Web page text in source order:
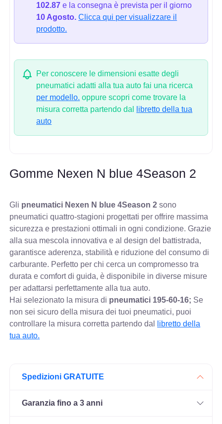
102.87 e la consegna è prevista per il giorno
10 Agosto. Clicca qui per visualizzare il
prodotto.
Per conoscere le dimensioni esatte degli
pneumatici adatti alla tua auto fai una ricerca
per modello. oppure scopri come trovare la
misura corretta partendo dal
libretto della tua
auto
Gomme Nexen N blue 4Season 2
Gli pneumatici Nexen N blue 4Season 2 sono
pneumatici quattro-stagioni progettati per offrire massima
sicurezza e prestazioni ottimali in ogni condizione. Grazie
alla sua mescola innovativa e al design del battistrada,
garantisce aderenza, stabilità e riduzione del consumo di
carburante. Perfetto per chi cerca un compromesso tra
durata e comfort di guida, è disponibile in diverse misure
per adattarsi perfettamente alla tua auto.
Hai selezionato la misura di pneumatici 195-60-16; Se
non sei sicuro della misura dei tuoi pneumatici, puoi
controllare la misura corretta partendo dal
libretto della
tua auto.
Spedizioni GRATUITE
Garanzia fino a 3 anni